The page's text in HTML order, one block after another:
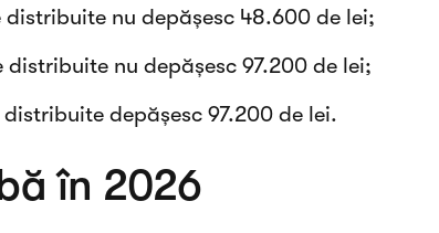
nu depășesc 48.600 de lei;
nu depășesc 97.200 de lei;
depășesc 97.200 de lei.
în 2026